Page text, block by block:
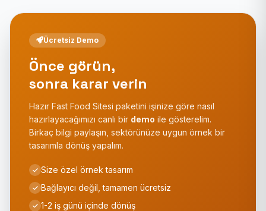
Ücretsiz Demo
Önce görün,
sonra karar verin
Hazır Fast Food Sitesi paketini işinize göre nasıl
hazırlayacağımızı canlı bir demo ile gösterelim.
Birkaç bilgi paylaşın, sektörünüze uygun örnek bir
tasarımla dönüş yapalım.
Size özel örnek tasarım
Bağlayıcı değil, tamamen ücretsiz
1-2 iş günü içinde dönüş